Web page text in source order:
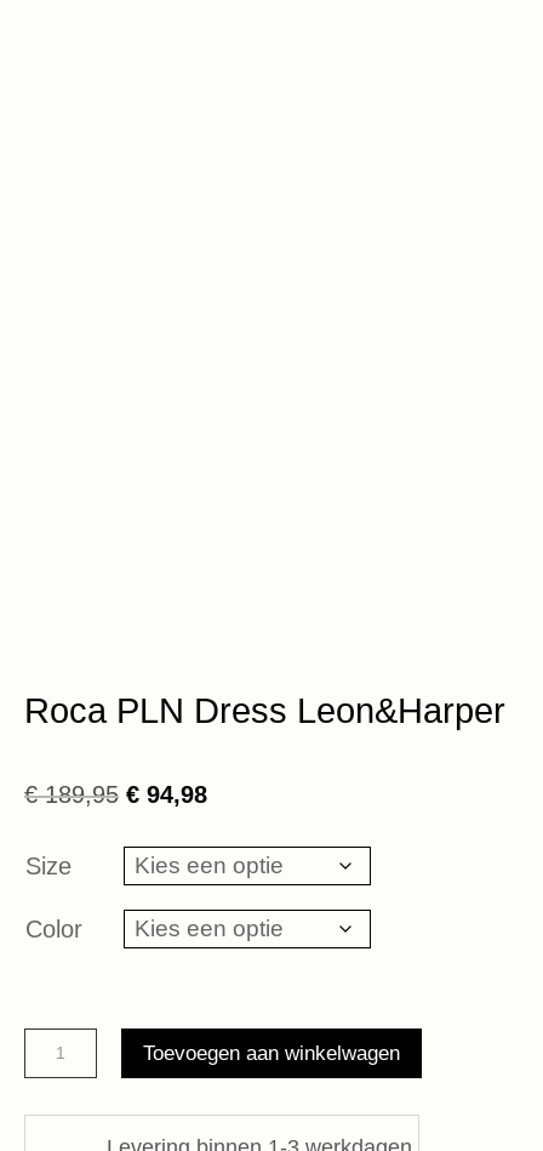
Roca PLN Dress Leon&Harper
€189,95 Oorspronkelijke
was:
€ 189,95.
€ 94,98Huidige
is:
€ 94,98.
Size
Color
Roca
PLN
Leon&Harper
Toevoegen aan winkelwagen